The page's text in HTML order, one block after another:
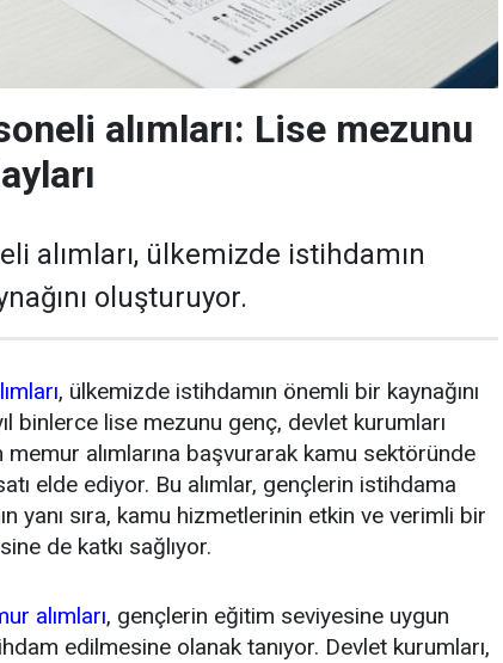
alımları: Lise mezunu
alımları, ülkemizde istihdamın
oluşturuyor.
, ülkemizde istihdamın önemli bir kaynağını
binlerce lise mezunu genç, devlet kurumları
memur alımlarına başvurarak kamu sektöründe
elde ediyor. Bu alımlar, gençlerin istihdama
yanı sıra, kamu hizmetlerinin etkin ve verimli bir
de katkı sağlıyor.
alımları, gençlerin eğitim seviyesine uygun
edilmesine olanak tanıyor. Devlet kurumları,